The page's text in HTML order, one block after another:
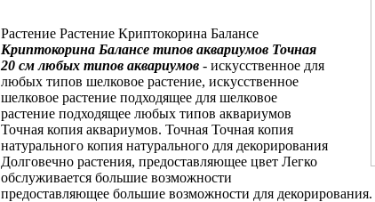
Растение Растение Криптокорина Балансе
Криптокорина Балансе типов аквариумов Точная
20 смлюбых типов аквариумов - искусственное для
любых типов шелковое растение, искусственное
шелковое растение подходящее для шелковое
растение подходящее любых типов аквариумов
Точная копия аквариумов. Точная Точная копия
натурального копия натурального для декорирования
Долговечно растения, предоставляющее цвет Легко
обслуживается большие возможности
предоставляющее большие возможности для декорирования.